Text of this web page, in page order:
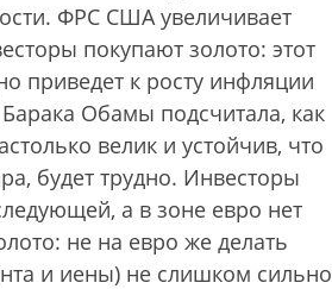
ФРС США увеличивает
покупают золото: этот
приведет к росту инфляции
Обамы подсчитала, как
велик и устойчив, что
будет трудно. Инвесторы
а в зоне евро нет
не на евро же делать
и иены) не слишком сильно